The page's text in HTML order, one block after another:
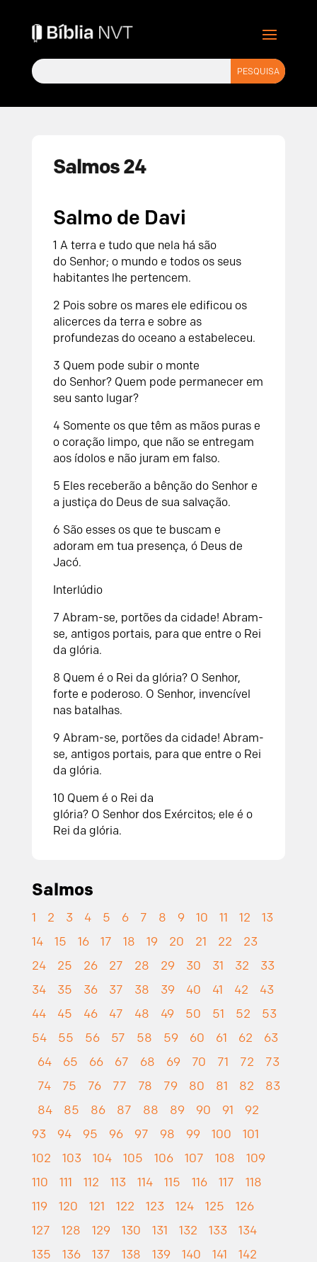
Salmos 24
Salmo de Davi
1 A terra e tudo que nela há são
do Senhor; o mundo e todos os seus
habitantes lhe pertencem.
2 Pois sobre os mares ele edificou os
alicerces da terra e sobre as
profundezas do oceano a estabeleceu.
3 Quem pode subir o monte
do Senhor? Quem pode permanecer em
seu santo lugar?
4 Somente os que têm as mãos puras e
o coração limpo, que não se entregam
aos ídolos e não juram em falso.
5 Eles receberão a bênção do Senhor e
a justiça do Deus de sua salvação.
6 São esses os que te buscam e
adoram em tua presença, ó Deus de
Jacó.
Interlúdio
7 Abram-se, portões da cidade! Abram-
se, antigos portais, para que entre o Rei
da glória.
8 Quem é o Rei da glória? O Senhor,
forte e poderoso. O Senhor, invencível
nas batalhas.
9 Abram-se, portões da cidade! Abram-
se, antigos portais, para que entre o Rei
da glória.
10 Quem é o Rei da
glória? O Senhordos Exércitos; ele é o
Rei da glória.
Salmos
1 2 3 4 5 6 7 8 9 10 11 12
13
14
15 16 17 18 19 20 21 22
23
24
25 26 27 28 29 30 31 32
33
34
35 36 37 38 39 40 41 42
43
44
45 46 47 48 49 50 51 52
53
54
55 56 57 58 59 60 61 62
63
64
65 66 67 68 69 70 71 72
73
74
75 76 77 78 79 80 81 82
83
84
85 86 87 88 89 90 91
92
93
94 95 96 97 98 99 100
101
102
103 104 105 106 107 108
109
110
111 112 113 114 115 116 117
118
119
120 121 122 123 124 125
126
127
128 129 130 131 132 133
134
135
136 137 138 139 140 141
142